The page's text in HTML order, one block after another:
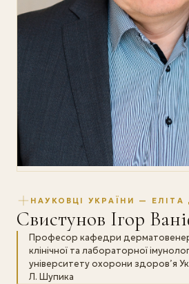
НАУКОВЦІ УКРАЇНИ —
Свистунов Ігор
Професор кафедри
клінічної та лабораторної
університету охорони здоров’я
Л. Шупика